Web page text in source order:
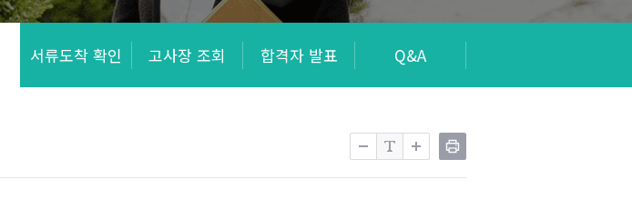
서류도착 확인 고사장 조회 합격자 발표 Q&A